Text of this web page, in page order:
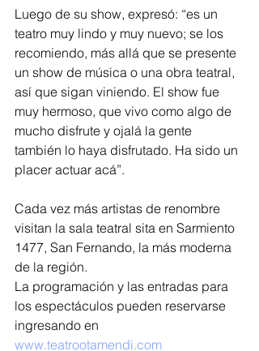
Luego de su show, expresó: “es un
teatro muy lindo y muy nuevo; se los
recomiendo, más allá que se presente
un show de música o una obra teatral,
así que sigan viniendo. El show fue
muy hermoso, que vivo como algo de
mucho disfrute y ojalá la gente
también lo haya disfrutado. Ha sido un
placer actuar acá”.
Cada vez más artistas de renombre
visitan la sala teatral sita en Sarmiento
1477, San Fernando, la más moderna
de la región.
La programación y las entradas para
los espectáculos pueden reservarse
ingresando en
www.teatrootamendi.com